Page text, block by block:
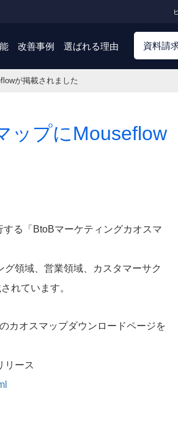
資料請
選ばれる理由
改善事例
が掲載されました
ップにMouseflow
る「BtoBマーケティングカオスマ
領域、営業領域、カスタマーサク
れています。
カオスマップダウンロードページを
リース